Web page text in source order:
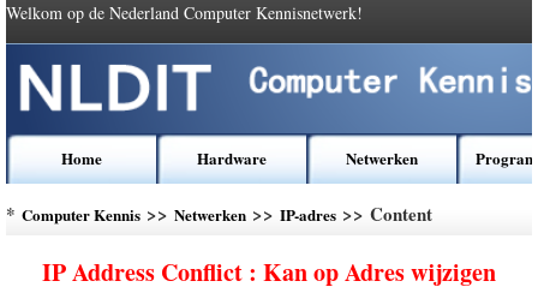
Welkom op de Nederland Computer Kennisnetwerk!
Home Hardware Netwerken
* Computer Kennis >> Netwerken >> IP-adres >> Content
IP Address Conflict : Kan op Adres wijzigen